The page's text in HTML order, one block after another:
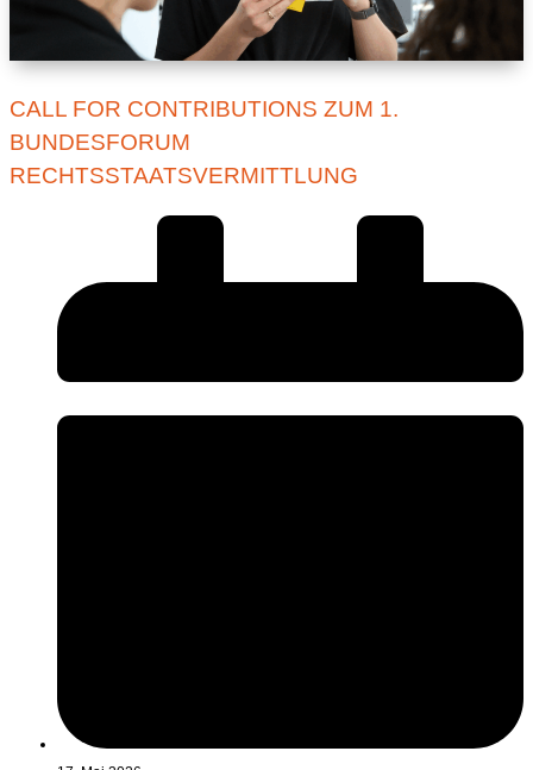
CALL FOR CONTRIBUTIONS ZUM 1.
BUNDESFORUM
RECHTSSTAATSVERMITTLUNG